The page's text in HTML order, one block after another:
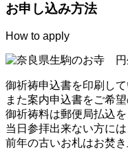
お申し込み方法
How to apply
御祈祷申込書を印刷し
また案内申込書をご希
御祈祷料は郵便局払込
当日参拝出来ない方に
前年の古いお札はお焚